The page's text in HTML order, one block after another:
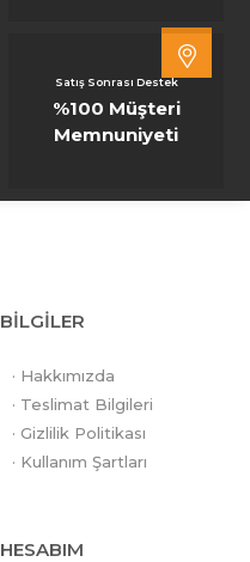
Satış Sonrası Destek
%100 Müşteri
Memnuniyeti
BİLGİLER
· Hakkımızda
· Teslimat Bilgileri
· Gizlilik Politikası
· Kullanım Şartları
HESABIM